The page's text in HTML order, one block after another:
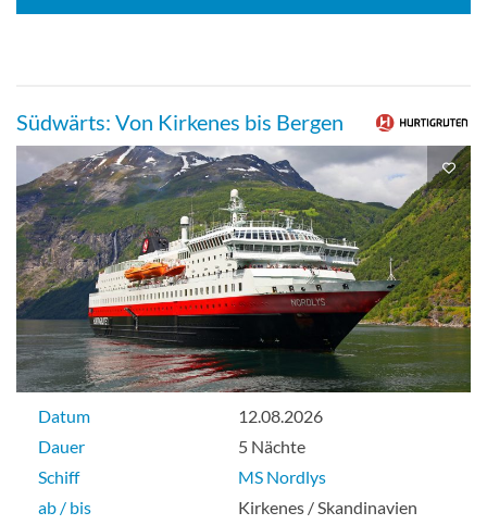
Südwärts: Von Kirkenes bis Bergen
Datum
12.08.2026
Dauer
5 Nächte
Schiff
MS Nordlys
ab / bis
Kirkenes / Skandinavien